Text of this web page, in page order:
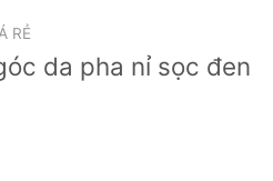
RẺ
da pha nỉ sọc đen